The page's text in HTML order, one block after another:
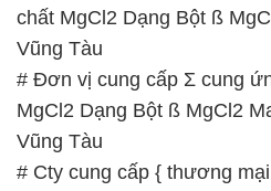
chất MgCl2 Dạng Bột ß
Vũng Tàu
# Đơn vị cung cấp Σ cung
MgCl2 Dạng Bột ß MgCl2
Vũng Tàu
# Cty cung cấp { thương